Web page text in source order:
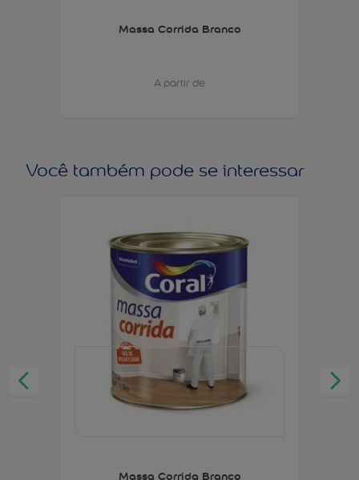
Massa Corrida Branco
A partir de
Você também pode se interessar
Massa Corrida Branco